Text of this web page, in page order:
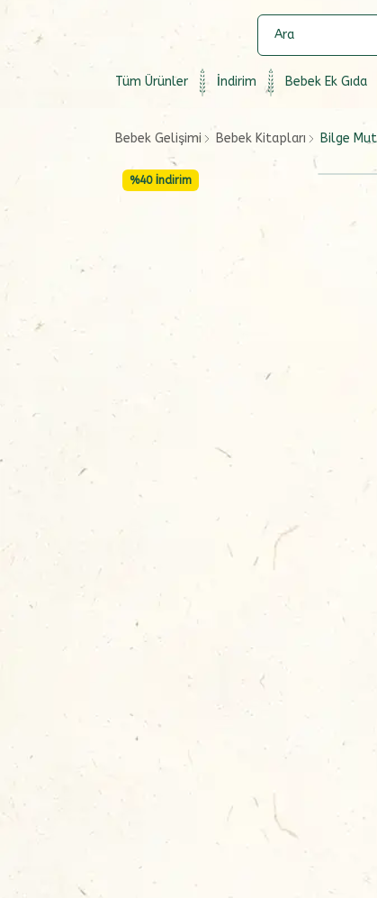
Tüm Ürünler İndirim Bebek Ek Gıda
Bebek Gelişimi Bebek Kitapları Bilge
%40 İndirim